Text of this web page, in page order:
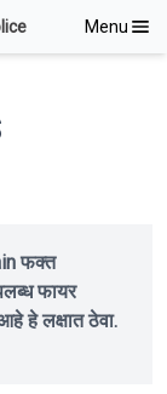
Menu
फक्त
फायर
हे लक्षात ठेवा.